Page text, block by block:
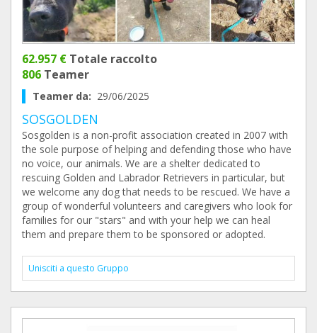
62.957 € Totale raccolto
806 Teamer
Teamer da: 29/06/2025
SOSGOLDEN
Sosgolden is a non-profit association created in 2007 with
the sole purpose of helping and defending those who have
no voice, our animals. We are a shelter dedicated to
rescuing Golden and Labrador Retrievers in particular, but
we welcome any dog that needs to be rescued. We have a
group of wonderful volunteers and caregivers who look for
families for our "stars" and with your help we can heal
them and prepare them to be sponsored or adopted.
Unisciti a questo Gruppo